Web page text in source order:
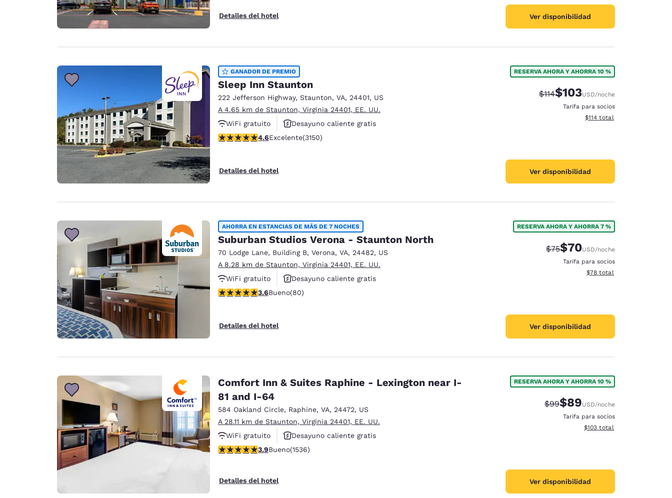
Detalles del hotel Ver disponibilidad
GANADOR DE PREMIO
Sleep Inn Staunton
222 Jefferson Highway, Staunton, VA, 24401, US
A 4.65 km de Staunton, Virginia 24401, EE. UU.
WiFi gratuito
Desayuno caliente gratis
Se aceptan mascotas
calificación de 4.57 estrellas. Excelente. 3150 reseñas
4.6Excelente(3150)
Detalles del hotel
RESERVA AHORA Y AHORRA 10 %
Precio tachado:
$114Precio con descuento:
$103USD/noche
Tarifa para socios
Ver detalles del total
$114 total
Ver disponibilidad
AHORRA EN ESTANCIAS DE MÁS DE 7 NOCHES
Suburban Studios Verona - Staunton North
70 Lodge Lane, Building B, Verona, VA, 24482, US
A 8.28 km de Staunton, Virginia 24401, EE. UU.
WiFi gratuito
Desayuno caliente gratis
Se aceptan mascotas
calificación de 3.64 estrellas. Bueno. 80 reseñas
3.6Bueno(80)
Detalles del hotel
RESERVA AHORA Y AHORRA 7 %
Precio tachado:
$75Precio con descuento:
$70USD/noche
Tarifa para socios
Ver detalles del total
$78 total
Ver disponibilidad
Comfort Inn & Suites Raphine - Lexington near I-
81 and I-64
584 Oakland Circle, Raphine, VA, 24472, US
A 28.11 km de Staunton, Virginia 24401, EE. UU.
WiFi gratuito
Desayuno caliente gratis
Se aceptan mascotas
calificación de 3.93 estrellas. Bueno. 1536 reseñas
3.9Bueno(1536)
Detalles del hotel
RESERVA AHORA Y AHORRA 10 %
Precio tachado:
$99Precio con descuento:
$89USD/noche
Tarifa para socios
Ver detalles del total
$103 total
Ver disponibilidad